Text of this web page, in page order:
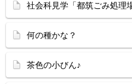
社会科見学「都筑ごみ処理
何の種かな？
茶色の小びん♪